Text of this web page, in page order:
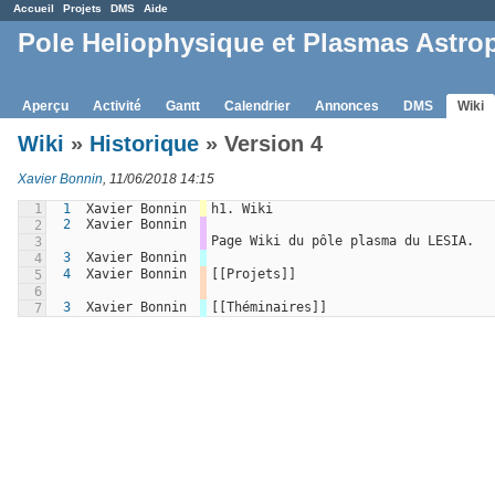
Accueil Projets DMS Aide
Pole Heliophysique et Plasmas
Aperçu Activité Gantt Calendrier Annonces DMS Wiki
Wiki » Historique » Version 4
Xavier Bonnin, 11/06/2018 14:15
1
1 Xavier Bonnin
h1. Wiki
2
2
Xavier Bonnin
3
Page Wiki du pôle plasma du LESIA.
4
3
Xavier Bonnin
5
4 Xavier Bonnin
[[Projets]]
6
7
3 Xavier Bonnin [[Théminaires]]